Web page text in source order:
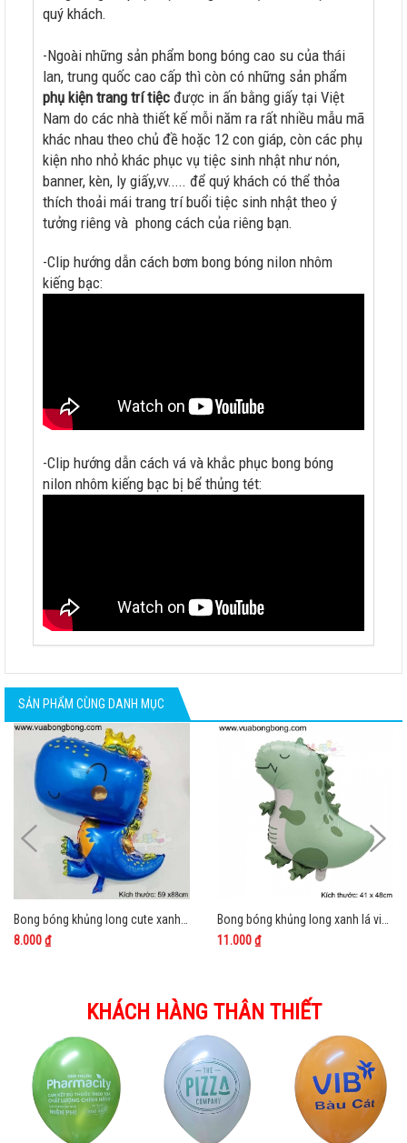
quý khách.
-Ngoài những sản phẩm bong bóng cao su của thái
lan, trung quốc cao cấp thì còn có những sản phẩm
phụ kiện trang trí tiệc được in ấn bằng giấy tại Việt
Nam do các nhà thiết kế mỗi năm ra rất nhiều mẫu mã
khác nhau theo chủ đề hoặc 12 con giáp, còn các phụ
kiện nho nhỏ khác phục vụ tiệc sinh nhật như nón,
banner, kèn, ly giấy,vv..... để quý khách có thể thỏa
thích thoải mái trang trí buổi tiệc sinh nhật theo ý
tưởng riêng và phong cách của riêng bạn.
-Clip hướng dẫn cách bơm bong bóng nilon nhôm
kiếng bạc:
-Clip hướng dẫn cách vá và khắc phục bong bóng
nilon nhôm kiếng bạc bị bể thủng tét:
SẢN PHẨM CÙNG DANH MỤC
8.000 ₫
11.000 ₫
KHÁCH HÀNG THÂN THIẾT